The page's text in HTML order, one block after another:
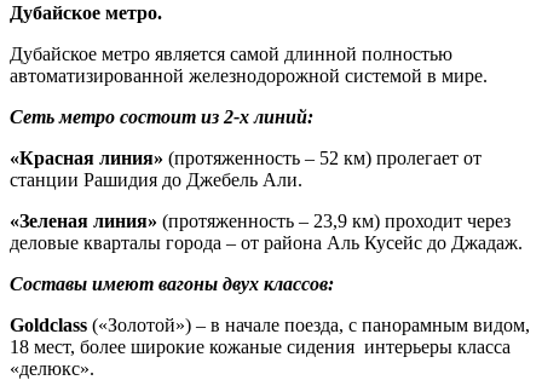
Дубайское метро.
Дубайское метро является самой длинной полностью
автоматизированной железнодорожной системой в мире.
Сеть метро состоит из 2-х линий:
«Красная линия» (протяженность – 52 км) пролегает от
станции Рашидия до Джебель Али.
«Зеленая линия» (протяженность – 23,9 км) проходит через
деловые кварталы города – от района Аль Кусейс до Джадаж.
Составы имеют вагоны двух классов:
Goldclass («Золотой») – в начале поезда, с панорамным видом,
18 мест, более широкие кожаные сидения интерьеры класса
«делюкс».